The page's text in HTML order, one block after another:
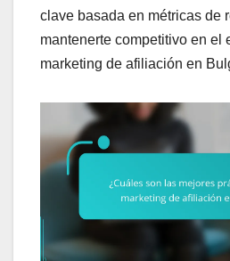
clave basada en métricas de
mantenerte competitivo en el
marketing de afiliación en